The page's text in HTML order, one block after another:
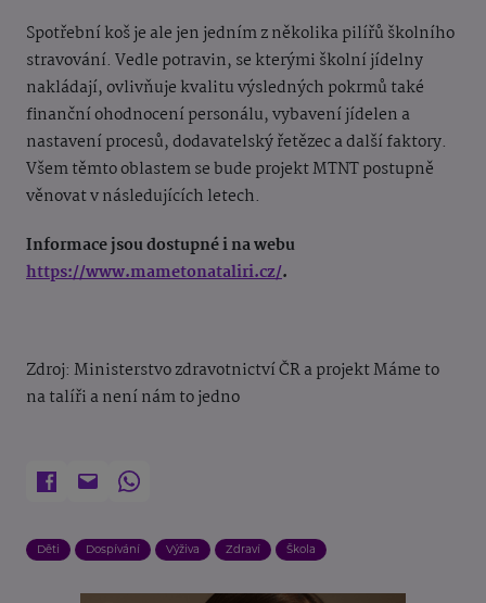
Spotřební koš je ale jen jedním z několika pilířů školního
stravování. Vedle potravin, se kterými školní jídelny
nakládají, ovlivňuje kvalitu výsledných pokrmů také
finanční ohodnocení personálu, vybavení jídelen a
nastavení procesů, dodavatelský řetězec a další faktory.
Všem těmto oblastem se bude projekt MTNT postupně
věnovat v následujících letech.
Informace jsou dostupné i na webu
https://www.mametonataliri.cz/.
Zdroj: Ministerstvo zdravotnictví ČR aprojektMáme to
na talíři a není nám to jedno
Děti Dospívání Výživa Zdraví Škola